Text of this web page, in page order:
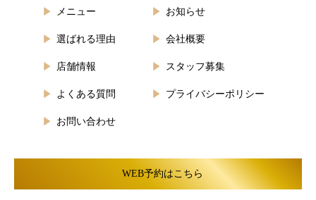
メニュー
選ばれる理由
店舗情報
よくある質問
お問い合わせ
お知らせ
会社概要
スタッフ募集
プライバシーポリシー
WEB予約はこちら